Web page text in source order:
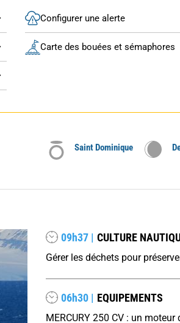
Configurer une alerte
Carte des bouées et sémaphores
Saint Dominique
09h37 | CULTURE
Gérer les déchets pour
06h30 | EQUIPEMENTS